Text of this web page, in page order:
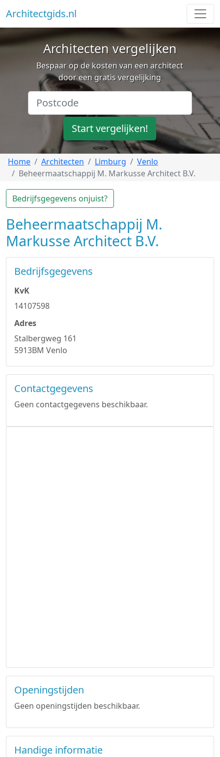
Architectgids.nl
Architecten vergelijken
Bespaar op de kosten van een architect
door een gratis vergelijking
Start vergelijken!
Home Architecten Limburg
Venlo
Beheermaatschappij M. Markusse Architect B.V.
Bedrijfsgegevens onjuist?
Beheermaatschappij M.
Markusse Architect B.V.
Bedrijfsgegevens
KvK
14107598
Adres
Stalbergweg 161
5913BM Venlo
Contactgegevens
Geen contactgegevens beschikbaar.
Openingstijden
Geen openingstijden beschikbaar.
Handige informatie